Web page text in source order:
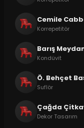
Cemile
Korrepetitör
Barış
Kondüvit
Ö. Behçet
Suflör
Çağda
Dekor Tasarım